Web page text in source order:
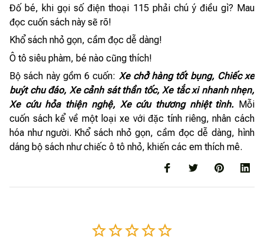
Đố bé, khi gọi số điện thoại 115 phải chú ý điều gì? Mau
đọc cuốn sách này sẽ rõ!
Khổ sách nhỏ gọn, cầm đọc dễ dàng!
Ô tô siêu phàm, bé nào cũng thích!
Bộ sách này gồm 6 cuốn: Xe chở hàng tốt bụng, Chiếc xe
buýt chu đáo, Xe cảnh sát thần tốc, Xe tắc xi nhanh nhẹn,
Xe cứu hỏa thiện nghệ, Xe cứu thương nhiệt tình. Mỗi
cuốn sách kể về một loại xe với đặc tính riêng, nhân cách
hóa như người. Khổ sách nhỏ gọn, cầm đọc dễ dàng, hình
dáng bộ sách như chiếc ô tô nhỏ, khiến các em thích mê.